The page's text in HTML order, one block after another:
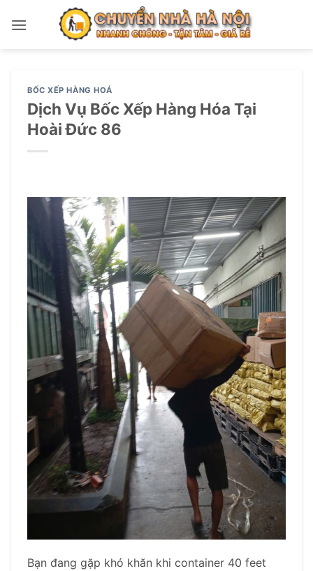
qua
BỐC XẾP HÀNG HOÁ
Dịch Vụ Bốc Xếp Hàng Hóa Tại
Hoài Đức 86
Bạn đang gặp khó khăn khi container 40 feet